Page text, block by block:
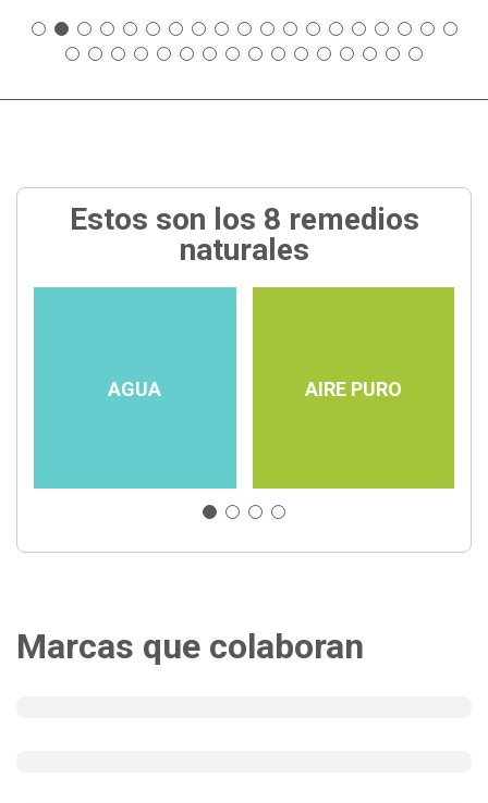
Estos son los 8 remedios
naturales
AGUA AIRE PURO
Marcas que colaboran